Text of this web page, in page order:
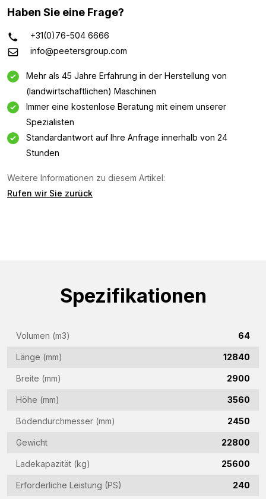
Haben Sie eine Frage?
+31(0)76-504 6666
info@peetersgroup.com
Mehr als 45 Jahre Erfahrung in der Herstellung von
(landwirtschaftlichen) Maschinen
Immer eine kostenlose Beratung mit einem unserer
Spezialisten
Standardantwort auf Ihre Anfrage innerhalb von 24
Stunden
Weitere Informationen zu diesem Artikel:
Rufen wir Sie zurück
Spezifikationen
Volumen (m3) 64
Länge (mm) 12840
Breite (mm) 2900
Höhe (mm) 3560
Bodendurchmesser (mm) 2450
Gewicht 22800
Ladekapazität (kg) 25600
Erforderliche Leistung (PS) 240
Informationsanfrage
(Required)
(Required)
Land
(Required)
Woonplaats
(Required)
Vraag